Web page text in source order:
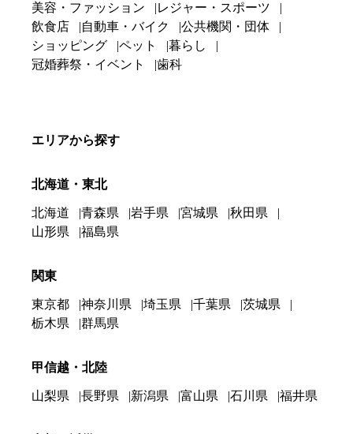
美容・ファッション
レジャー・スポーツ
飲食店
自動車・バイク
公共機関・団体
ショッピング
ペット
暮らし
冠婚葬祭・イベント
歯科
エリアから探す
北海道・東北
北海道 青森県 岩手県 宮城県
秋田県
山形県
福島県
関東
東京都 神奈川県 埼玉県 千葉県
茨城県
栃木県
群馬県
甲信越・北陸
山梨県 長野県 新潟県 富山県 石川県 福井県